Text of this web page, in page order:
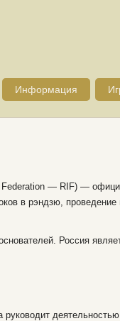
Информация
— RIF) —
в рэндзю,
Россия